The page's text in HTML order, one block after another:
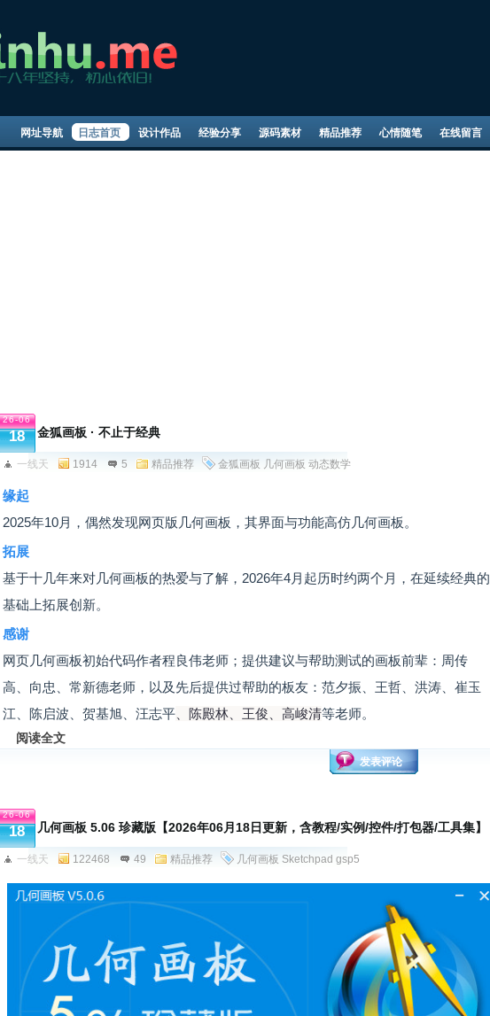
网址导航 日志首页 设计作品 经验分享 源码素材 精品推荐 心情随笔 在线留言
26-06
18 金狐画板 · 不止于经典
一线天 1914 5 精品推荐 金狐画板 几何画板 动态数学
缘起
2025年10月，偶然发现网页版几何画板，其界面与功能高仿几何画板。
拓展
基于十几年来对几何画板的热爱与了解，2026年4月起历时约两个月，在延续经典的
基础上拓展创新。
感谢
网页几何画板初始代码作者程良伟老师；提供建议与帮助测试的画板前辈：周传
高、向忠、常新德老师，以及先后提供过帮助的板友：范夕振、王哲、洪涛、崔玉
江、陈启波、贺基旭、汪志平 、陈殿林、王俊 、高峻清等老师。
阅读全文
发表评论
26-06
18 几何画板 5.06 珍藏版【2026年06月18日更新，含教程/实例/控件/打包器/工具集】
一线天 122468 49 精品推荐 几何画板 Sketchpad gsp5